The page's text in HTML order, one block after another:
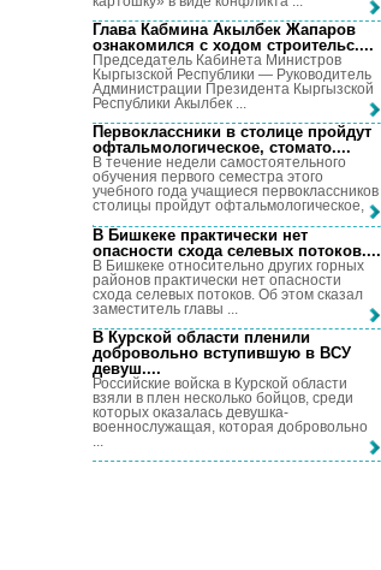
Глава Кабмина Акылбек Жапаров
ознакомился с ходом строительс....
Председатель Кабинета Министров
Кыргызской Республики — Руководитель
Администрации Президента Кыргызской
Республики Акылбек ...
Первоклассники в столице пройдут
офтальмологическое, стомато....
В течение недели самостоятельного
обучения первого семестра этого
учебного года учащиеся первоклассников
столицы пройдут офтальмологическое, ...
В Бишкеке практически нет
опасности схода селевых потоков....
В Бишкеке относительно других горных
районов практически нет опасности
схода селевых потоков. Об этом сказал
заместитель главы ...
В Курской области пленили
добровольно вступившую в ВСУ
девуш....
Российские войска в Курской области
взяли в плен несколько бойцов, среди
которых оказалась девушка-
военнослужащая, которая добровольно
...